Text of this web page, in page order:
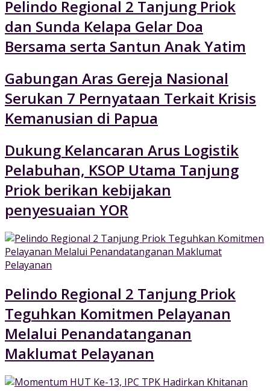
Pelindo Regional 2 Tanjung Priok
dan Sunda Kelapa Gelar Doa
Bersama serta Santun Anak Yatim
Gabungan Aras Gereja Nasional
Serukan 7 Pernyataan Terkait Krisis
Kemanusian di Papua
Dukung Kelancaran Arus Logistik
Pelabuhan, KSOP Utama Tanjung
Priok berikan kebijakan
penyesuaian YOR
Pelindo Regional 2 Tanjung Priok
Teguhkan Komitmen Pelayanan
Melalui Penandatanganan
Maklumat Pelayanan